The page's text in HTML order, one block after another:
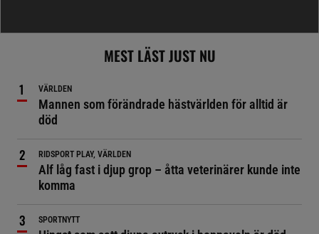
MEST LÄST JUST NU
VÄRLDEN
Mannen som förändrade hästvärlden för alltid är
död
RIDSPORT PLAY, VÄRLDEN
Alf låg fast i djup grop – åtta veterinärer kunde inte
komma
SPORTNYTT